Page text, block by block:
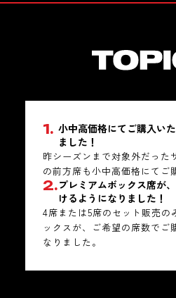
1. 小中高価格にてご購入い
ました！
昨シーズンまで対象外だった
の前方席も小中高価格にてご
2.プレミアムボックス席が
けるようになりました！
4席または5席のセット販売の
ックスが、ご希望の席数でご
なりました。